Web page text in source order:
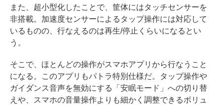
また、超小型化したことで、筐体にはタッチセンサーを
非搭載。加速度センサーによるタップ操作には対応して
いるものの、行なえるのは再生/停止くらいになるとい
う。
そこで、ほとんどの操作がスマホアプリから行なうこと
になる。このアプリもパトラ特別仕様だ。タップ操作や
ガイダンス音声を無効にする「安眠モード」への切り替
えや、スマホの音量操作よりも細かく調整できるボリュ